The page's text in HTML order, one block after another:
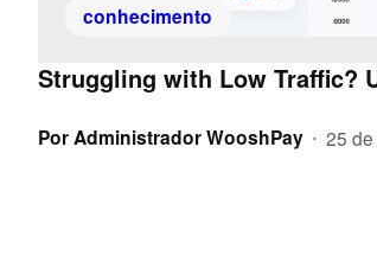
conhecimento
Struggling with Low Traffic?
PorAdministrador WooshPay • 25 de